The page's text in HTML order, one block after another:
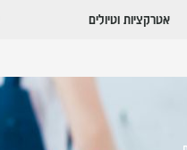
אטרקציות וטיולים